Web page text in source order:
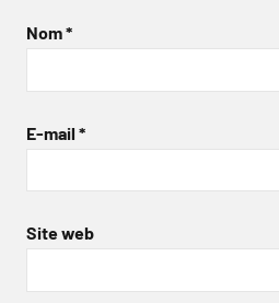
Nom*
E-mail *
Site web